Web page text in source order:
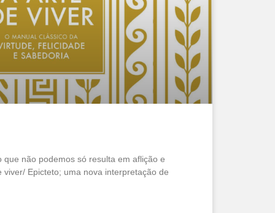
que não podemos só resulta em aflição e
viver/ Epicteto; uma nova interpretação de